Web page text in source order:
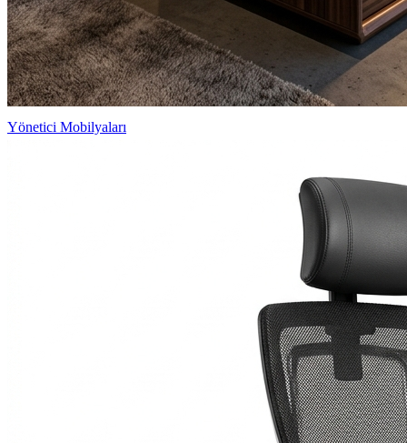
Yönetici Mobilyaları